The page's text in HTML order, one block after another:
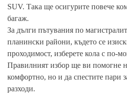
SUV. Така ще осигурите повече
багаж.
За дълги пътувания по
планински райони, където се
проходимост, изберете кола с по-
Правилният избор ще ви помогне
комфортно, но и да спестите пари
разходи.